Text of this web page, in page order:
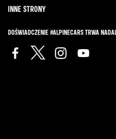
INNE STRONY
DOŚWIADCZENIE #ALPINECARS TRWA